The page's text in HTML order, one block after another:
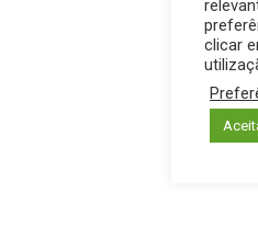
clicar